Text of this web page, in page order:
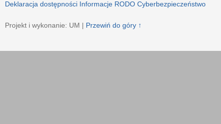
Deklaracja dostępności Informacje RODO Cyberbezpieczeństwo
Projekt i wykonanie: UM | Przewiń do góry ↑